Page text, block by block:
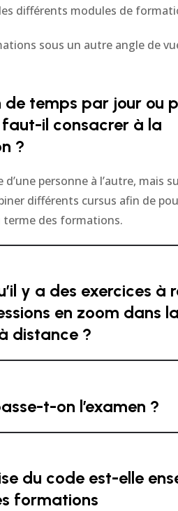
différents modules de
sous un autre angle de
de temps par jour ou
faut-il consacrer à la
?
d’une personne à l’autre, mais
différents cursus afin de
terme des formations.
y a des exercices à
en zoom dans la
distance ?
t-on l’examen ?
du code est-elle
formations